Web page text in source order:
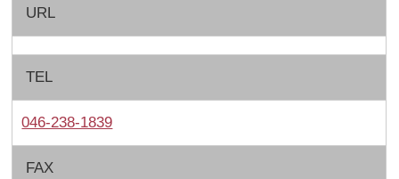
URL
TEL
046-238-1839
FAX